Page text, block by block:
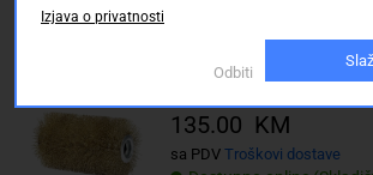
Gloria Haus und Garten PRO
(0)
135.00 KM
sa PDV Troškovi dostave
Izjava o privatnosti
Odbiti